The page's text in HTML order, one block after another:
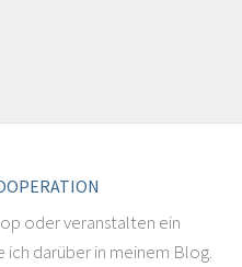
oder veranstalten ein
darüber in meinem Blog.